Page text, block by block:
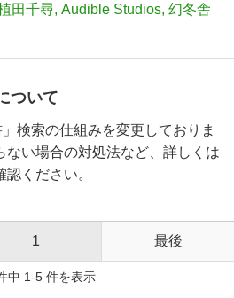
田千尋 Audible Studios 幻冬舎
ついて
検索の仕組みを変更しておりま
ない場合の対処法など、詳しくは
認ください。
1 最後
中 1-5 件を表示